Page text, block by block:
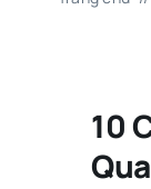
10